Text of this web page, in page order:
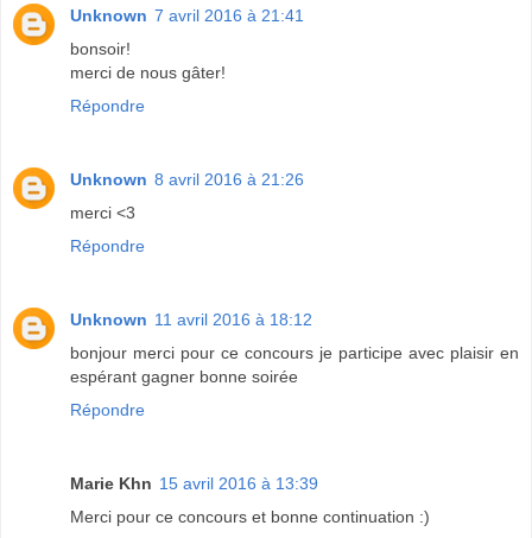
Unknown 7 avril 2016 à 21:41
bonsoir!
merci de nous gâter!
Répondre
Unknown 8 avril 2016 à 21:26
merci <3
Répondre
Unknown 11 avril 2016 à 18:12
bonjour merci pour ce concours je participe avec plaisir en
espérant gagner bonne soirée
Répondre
Marie Khn 15 avril 2016 à 13:39
Merci pour ce concours et bonne continuation :)